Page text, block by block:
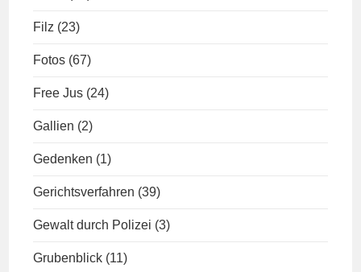
Filz (23)
Fotos (67)
Free Jus (24)
Gallien (2)
Gedenken (1)
Gerichtsverfahren (39)
Gewalt durch Polizei (3)
Grubenblick (11)